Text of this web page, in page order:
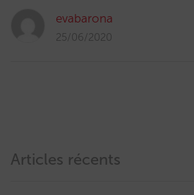
evabarona
25/06/2020
Articles récents